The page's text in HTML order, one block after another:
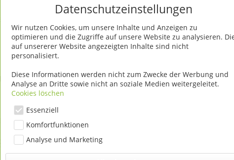
ebenfalls angesehen
Datenschutzeinstellungen
Wir nutzen Cookies, um unsere Inhalte und Anzeigen zu
optimieren und die Zugriffe auf unsere Website zu analysieren.
auf unsererer Website angezeigten Inhalte sind nicht
personalisiert.
Diese Informationen werden nicht zum Zwecke der Werbung und
Analyse an Dritte sowie nicht an soziale Medien weitergeleitet.
Cookies löschen
Essenziell
Komfortfunktionen
Analyse und Marketing